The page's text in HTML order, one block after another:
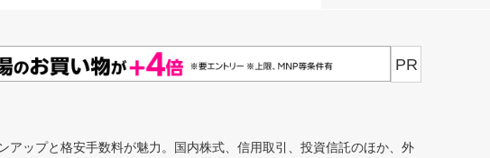
PR
ップと格安手数料が魅力。国内株式、信用取引、投資信託のほか、外